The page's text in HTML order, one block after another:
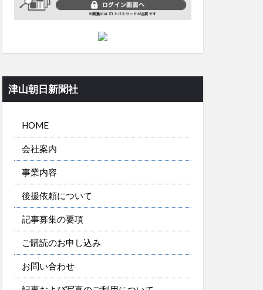
津山朝日新聞社
HOME
会社案内
事業内容
後援依頼について
記事募集の要項
ご購読のお申し込み
お問い合わせ